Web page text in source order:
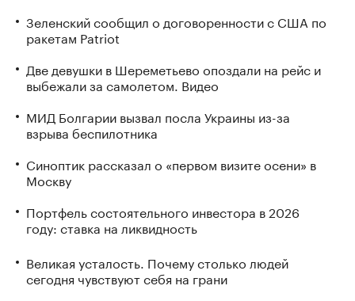
Зеленский сообщил о договоренности с США по
ракетам Patriot
Две девушки в Шереметьево опоздали на рейс и
выбежали за самолетом. Видео
МИД Болгарии вызвал посла Украины из-за
взрыва беспилотника
Синоптик рассказал о «первом визите осени» в
Москву
Портфель состоятельного инвестора в 2026
году: ставка на ликвидность
Великая усталость. Почему столько людей
сегодня чувствуют себя на грани